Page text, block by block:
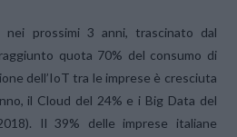
prossimi 3 anni, trascinato dal
quota 70% del consumo di
dell’IoT tra le imprese è cresciuta
il Cloud del 24% e i Big Data del
Il 39% delle imprese italiane